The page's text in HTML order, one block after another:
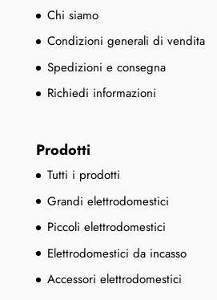
Chi siamo
Condizioni generali di vendita
Spedizioni e consegna
Richiedi informazioni
Prodotti
Tutti i prodotti
Grandi elettrodomestici
Piccoli elettrodomestici
Elettrodomestici da incasso
Accessori elettrodomestici